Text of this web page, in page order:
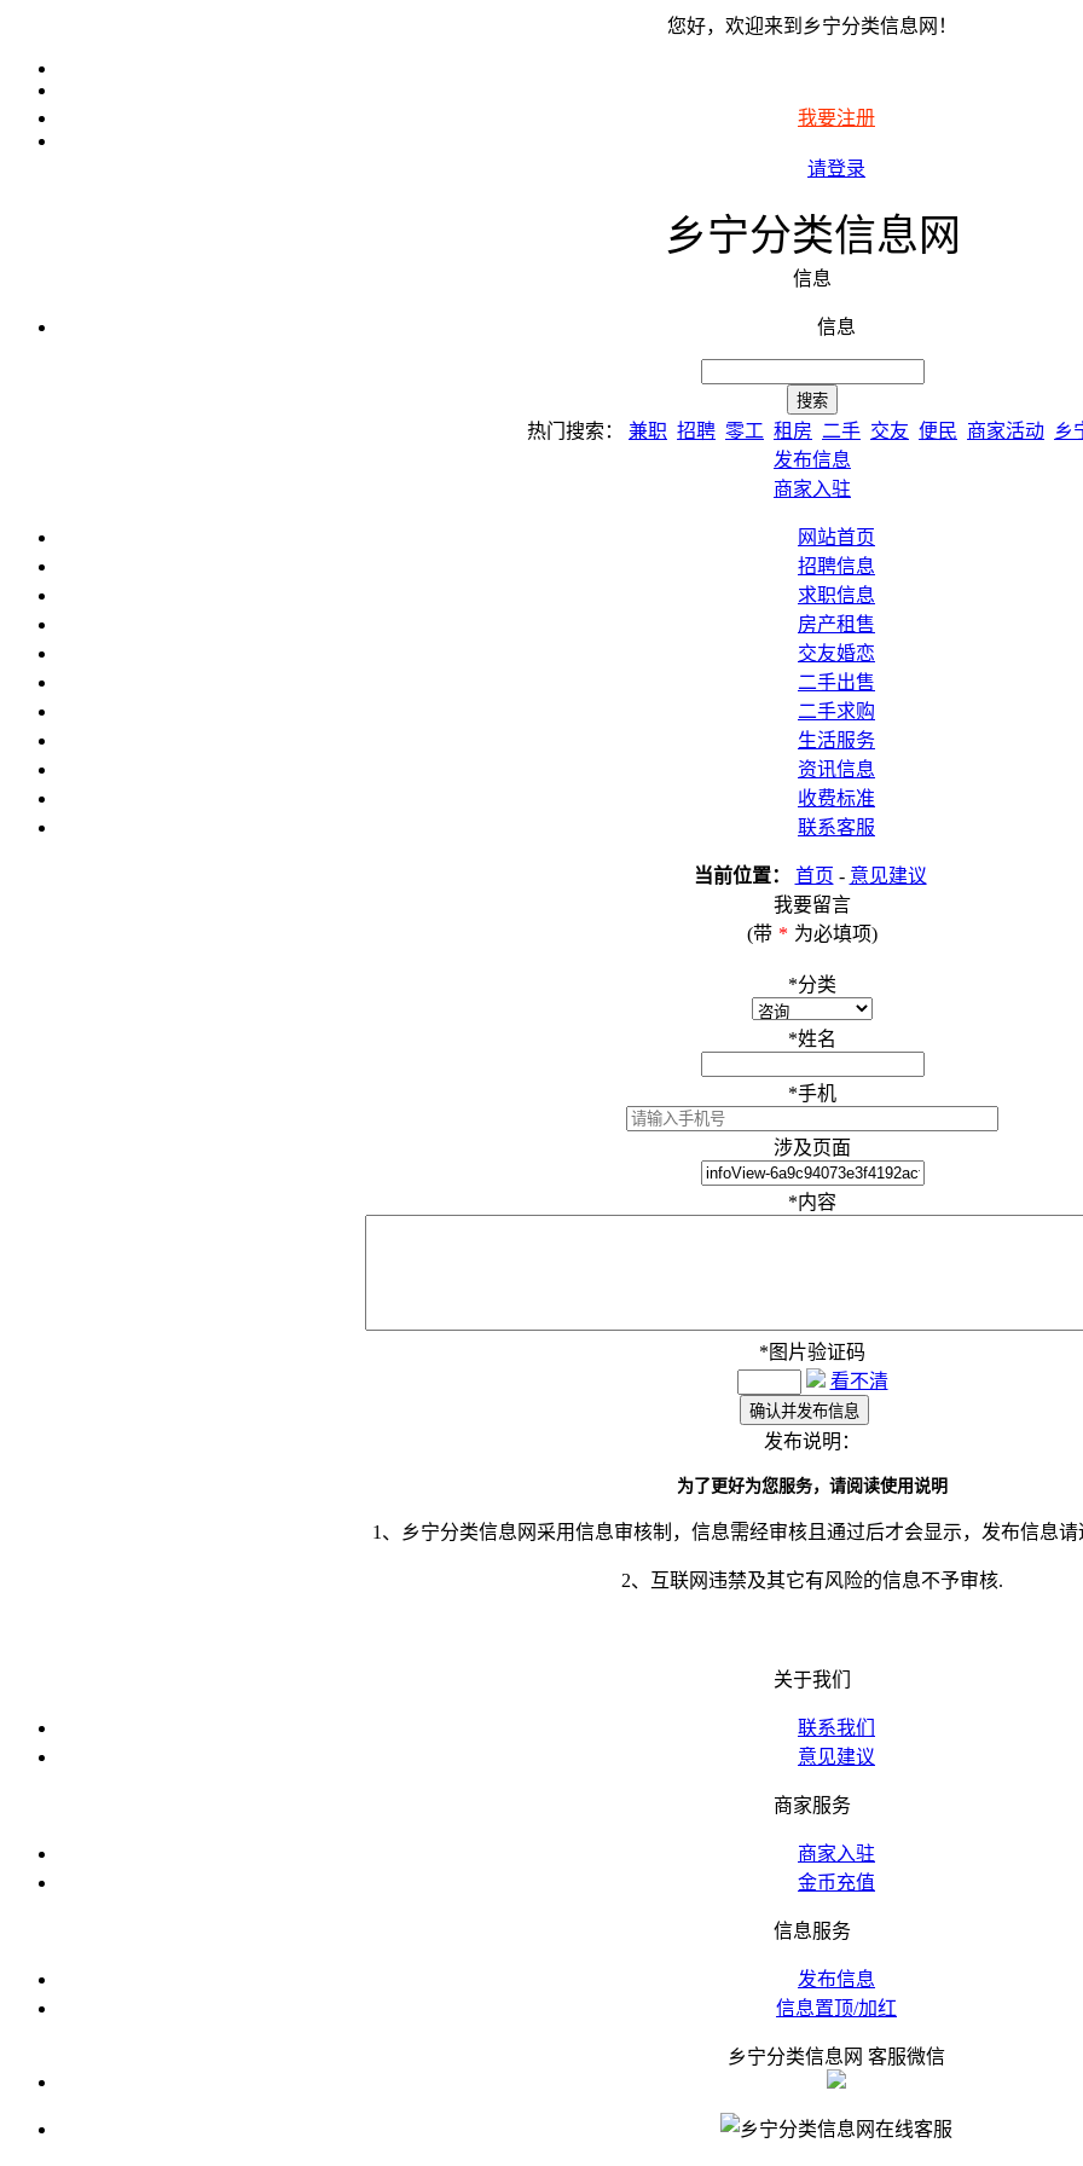
您好，欢迎来到乡宁分类信息网！
我要注册
请登录
乡宁分类信息网
信息
信息
热门搜索： 兼职 招聘 零工 租房 二手 交友 便民 商家活动 乡
发布信息
商家入驻
网站首页
招聘信息
求职信息
房产租售
交友婚恋
二手出售
二手求购
生活服务
资讯信息
收费标准
联系客服
当前位置： 首页 - 意见建议
我要留言
(带 * 为必填项)
*分类
*姓名
*手机
涉及页面
*内容
* 图片验证码
看不清
发布说明：
为了更好为您服务，请阅读使用说明
1、乡宁分类信息网采用信息审核制，信息需经审核且通过后才会显示，发布信息请
2、互联网违禁及其它有风险的信息不予审核.
关于我们
联系我们
意见建议
商家服务
商家入驻
金币充值
信息服务
发布信息
信息置顶/加红
乡宁分类信息网 客服微信